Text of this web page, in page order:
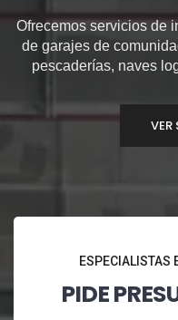
Ofrecemos servicios de
de garajes de
pescaderías, naves
VER
ESPECIALISTAS
PIDE